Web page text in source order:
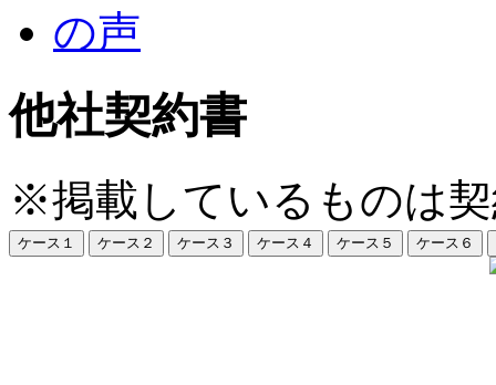
他社契約書
※掲載しているものは